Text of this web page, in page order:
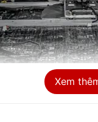
Xem